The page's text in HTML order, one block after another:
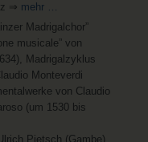
⇒ mehr …
Madrigalchor”
musicale” von
Madrigalzyklus
Monteverdi
von Claudio
(um 1530 bis
Pietsch (Gambe),